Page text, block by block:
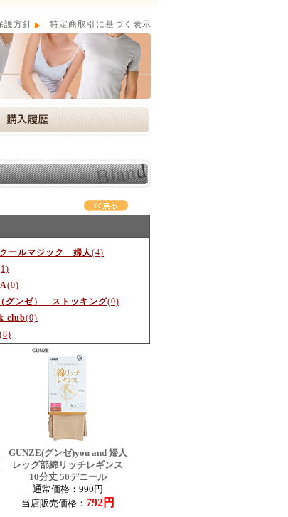
特定商取引に基づく表示
護方針
ールマジック 婦人 (4)
(0)
グンゼ） ストッキング(0)
club(0)
(8)
GUNZE(グンゼ)you and 婦人
レッグ部綿リッチレギンス
10分丈 50デニール
通常価格：990円
当店販売価格： 792円